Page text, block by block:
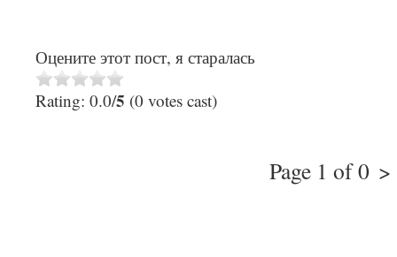
Оцените этот пост, я старалась
Rating: 0.0/5 (0 votes cast)
Page 1 of 0 >